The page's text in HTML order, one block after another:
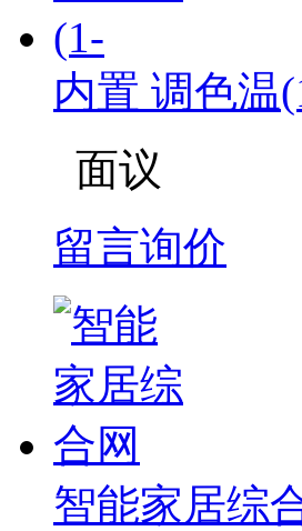
内置 调色温
面议
留言询价
智能家居综